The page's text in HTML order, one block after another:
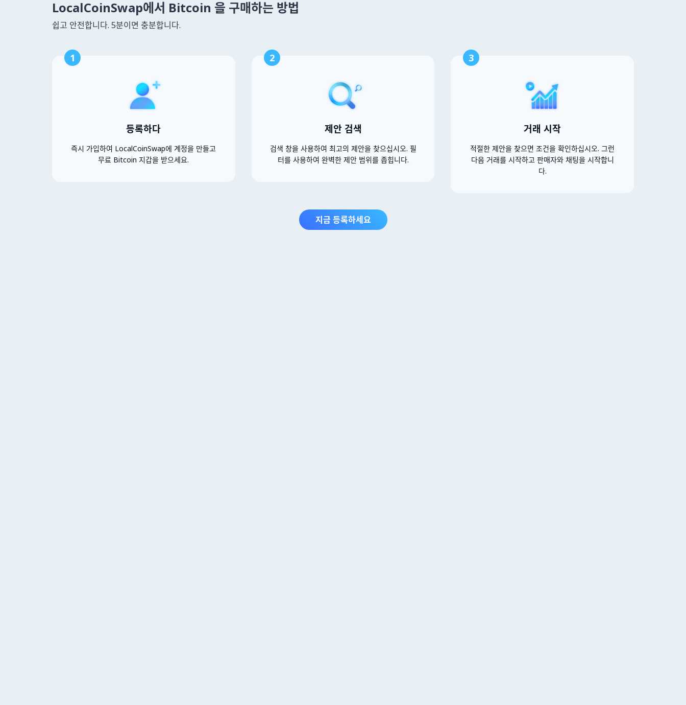
LocalCoinSwap에서 Bitcoin 을 구매하는 방법
쉽고 안전합니다. 5분이면 충분합니다.
1
등록하다
즉시 가입하여 LocalCoinSwap에 계정을 만들고
무료 Bitcoin 지갑을 받으세요.
2
제안 검색
검색 창을 사용하여 최고의 제안을 찾으십시오. 필
터를 사용하여 완벽한 제안 범위를 좁힙니다.
3
거래 시작
적절한 제안을 찾으면 조건을 확인하십시오. 그런
다음 거래를 시작하고 판매자와 채팅을 시작합니
다.
지금 등록하세요